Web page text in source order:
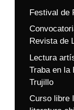
Festival de
Revista de
Lectura
Traba en la
Trujillo
Curso libre